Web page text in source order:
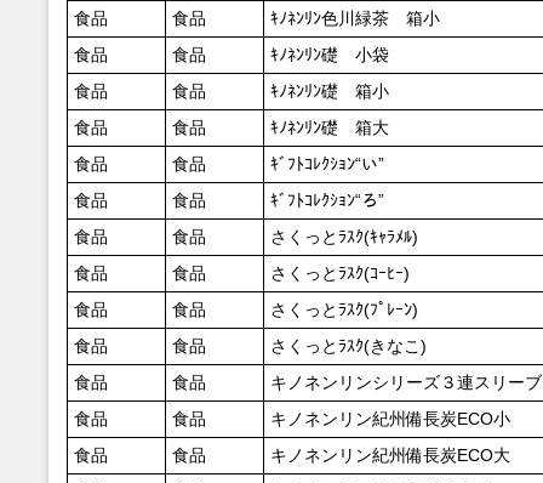
食品
食品
ｷﾉﾈﾝﾘﾝ色川緑茶 箱小
食品
食品
ｷﾉﾈﾝﾘﾝ礎 小袋
食品
食品
ｷﾉﾈﾝﾘﾝ礎 箱小
食品
食品
ｷﾉﾈﾝﾘﾝ礎 箱大
食品
食品
ｷﾞﾌﾄｺﾚｸｼｮﾝ“い”
食品
食品
ｷﾞﾌﾄｺﾚｸｼｮﾝ“ろ”
食品
食品
さくっとﾗｽｸ(ｷｬﾗﾒﾙ)
食品
食品
さくっとﾗｽｸ(ｺｰﾋｰ)
食品
食品
さくっとﾗｽｸ(ﾌﾟﾚｰﾝ)
食品
食品
さくっとﾗｽｸ(きなこ)
食品
食品
キノネンリンシリーズ３連スリーブ
食品
食品
キノネンリン紀州備長炭ECO小
食品
食品
キノネンリン紀州備長炭ECO大